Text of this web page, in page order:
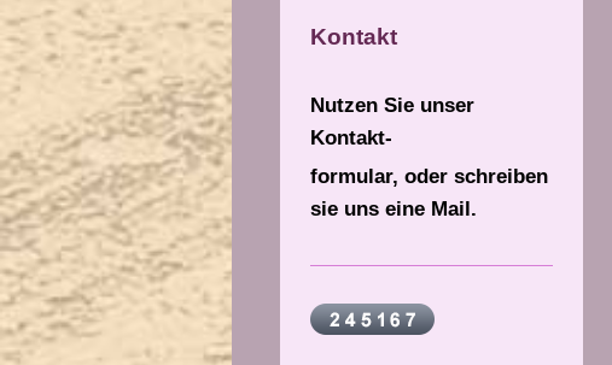
Kontakt
Nutzen Sie unser
Kontakt-
formular, oder schreiben
sie uns eine Mail.